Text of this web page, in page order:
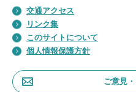
交通アクセス
リンク集
このサイトについて
個人情報保護方針
ご意見